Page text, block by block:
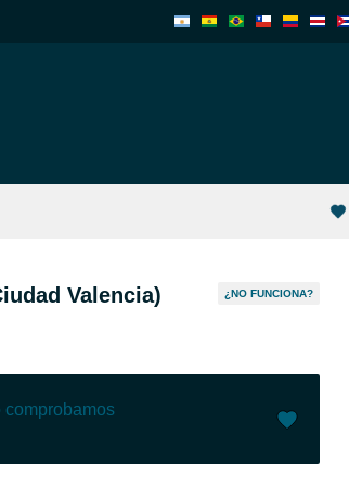
Valencia) ¿NO FUNCIONA?
comprobamos